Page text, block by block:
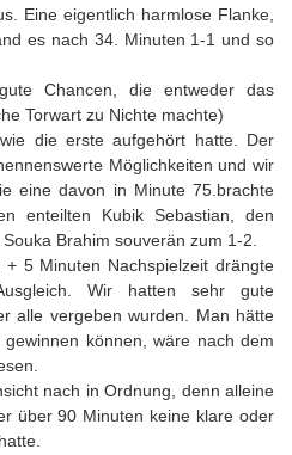
Eine eigentlich harmlose Flanke,
es nach 34. Minuten 1-1 und so
Chancen, die entweder das
Torwart zu Nichte machte)
die erste aufgehört hatte. Der
Möglichkeiten und wir
eine davon in Minute 75.brachte
enteilten Kubik Sebastian, den
Brahim souverän zum 1-2.
5 Minuten Nachspielzeit drängte
Wir hatten sehr gute
alle vergeben wurden. Man hätte
können, wäre nach dem
nach in Ordnung, denn alleine
über 90 Minuten keine klare oder